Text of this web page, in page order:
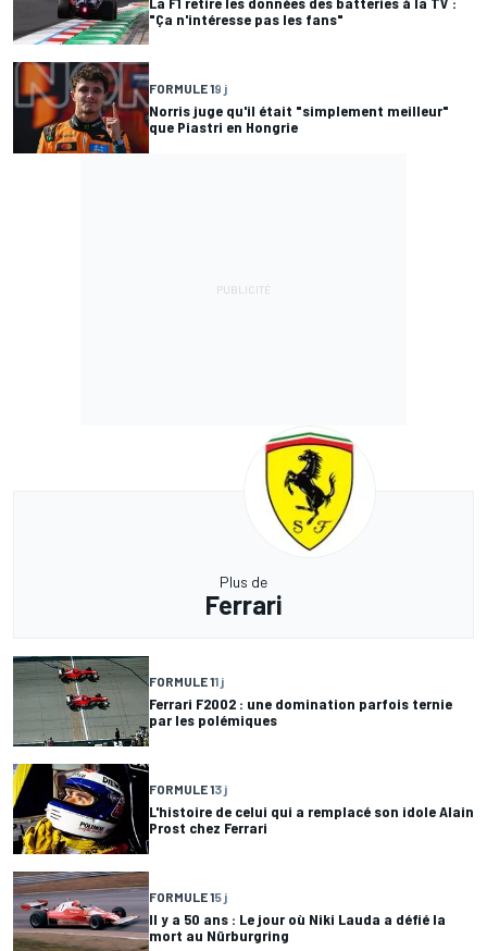
"Ça n'intéresse pas les fans"
FORMULE 19 j
Norris juge qu'il était "simplement meilleur"
que Piastri en Hongrie
Plus de
Ferrari
FORMULE 11 j
Ferrari F2002 : une domination parfois ternie
par les polémiques
FORMULE 13 j
L'histoire de celui qui a remplacé son idole Alain
Prost chez Ferrari
FORMULE 15 j
Il y a 50 ans : Le jour où Niki Lauda a défié la
mort au Nürburgring